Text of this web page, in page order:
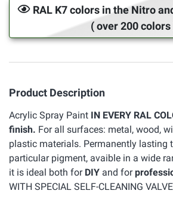
RAL K7 colors in the Nitro
( over 200 colors
Product Description
Acrylic Spray Paint IN EVERY RAL
finish. For all surfaces: metal, wood,
plastic materials. Permanently lasting
particular pigment, avaible in a wide
it is ideal both for DIY and for
WITH SPECIAL SELF-CLEANING VALVE